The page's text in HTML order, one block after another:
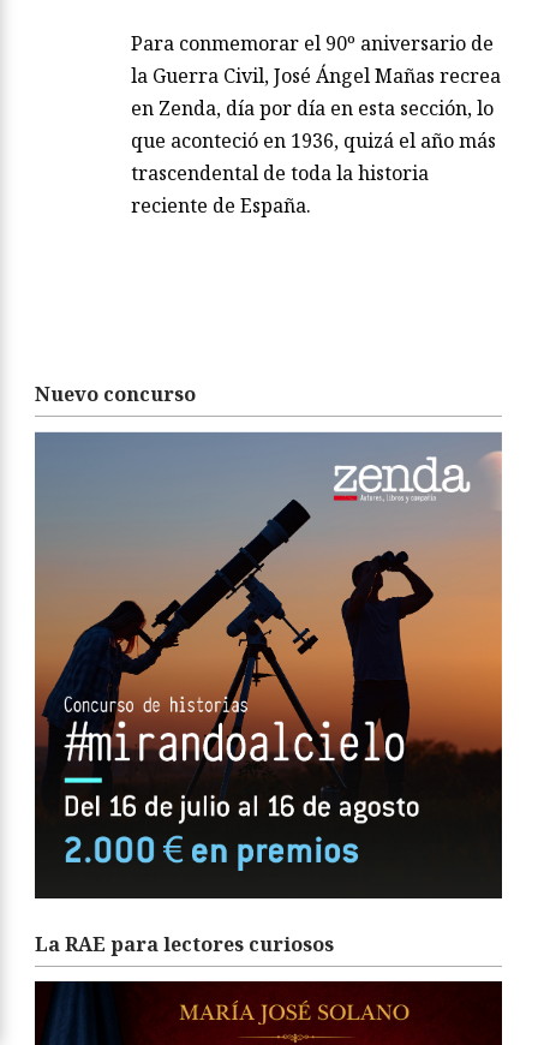
Para conmemorar el 90º aniversario de
la Guerra Civil, José Ángel Mañas recrea
en Zenda, día por día en esta sección, lo
que aconteció en 1936, quizá el año más
trascendental de toda la historia
reciente de España.
Nuevo concurso
La RAE para lectores curiosos